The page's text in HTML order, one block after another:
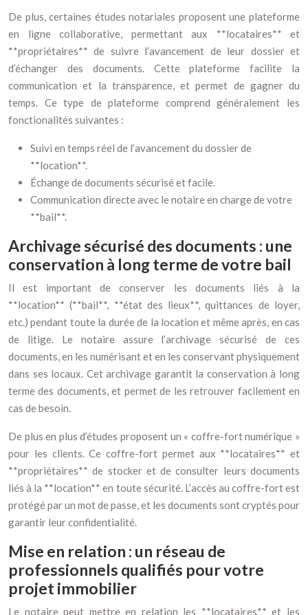
De plus, certaines études notariales proposent une plateforme
en ligne collaborative, permettant aux **locataires** et
**propriétaires** de suivre l’avancement de leur dossier et
d’échanger des documents. Cette plateforme facilite la
communication et la transparence, et permet de gagner du
temps. Ce type de plateforme comprend généralement les
fonctionalités suivantes :
Suivi en temps réel de l’avancement du dossier de
**location**.
Échange de documents sécurisé et facile.
Communication directe avec le notaire en charge de votre
**bail**.
Archivage sécurisé des documents : une
conservation à long terme de votre bail
Il est important de conserver les documents liés à la
**location** (**bail**, **état des lieux**, quittances de loyer,
etc.) pendant toute la durée de la location et même après, en cas
de litige. Le notaire assure l’archivage sécurisé de ces
documents, en les numérisant et en les conservant physiquement
dans ses locaux. Cet archivage garantit la conservation à long
terme des documents, et permet de les retrouver facilement en
cas de besoin.
De plus en plus d’études proposent un « coffre-fort numérique »
pour les clients. Ce coffre-fort permet aux **locataires** et
**propriétaires** de stocker et de consulter leurs documents
liés à la **location** en toute sécurité. L’accès au coffre-fort est
protégé par un mot de passe, et les documents sont cryptés pour
garantir leur confidentialité.
Mise en relation : un réseau de
professionnels qualifiés pour votre
projet immobilier
Le notaire peut mettre en relation les **locataires** et les